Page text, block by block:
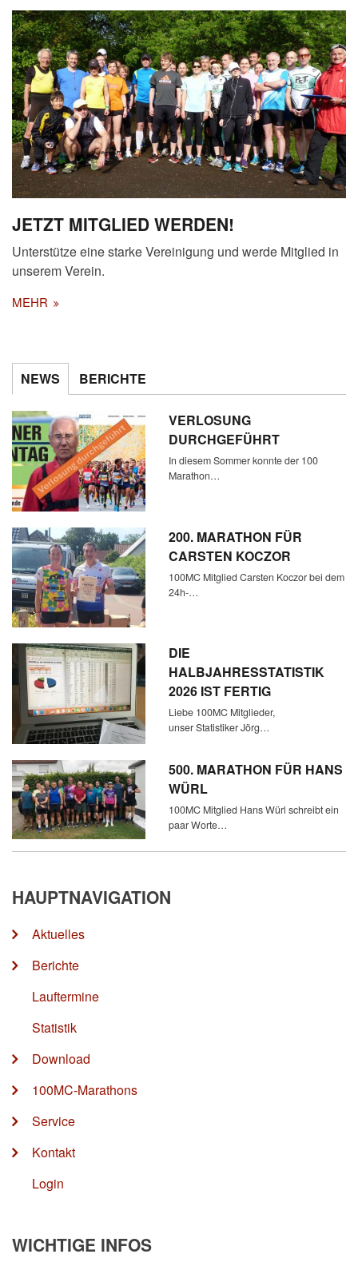
JETZT MITGLIED WERDEN!
Unterstütze eine starke Vereinigung und werde Mitglied in
unserem Verein.
MEHR
NEWS BERICHTE
VERLOSUNG
DURCHGEFÜHRT
In diesem Sommer konnte der 100
Marathon…
200. MARATHON FÜR
CARSTEN KOCZOR
100MC Mitglied Carsten Koczor bei dem
24h-…
DIE
HALBJAHRESSTATISTIK
2026 IST FERTIG
Liebe 100MC Mitglieder,
unser Statistiker Jörg…
500. MARATHON FÜR HANS
WÜRL
100MC Mitglied Hans Würl schreibt ein
paar Worte…
HAUPTNAVIGATION
Aktuelles
Berichte
Lauftermine
Statistik
Download
100MC-Marathons
Service
Kontakt
Login
WICHTIGE INFOS